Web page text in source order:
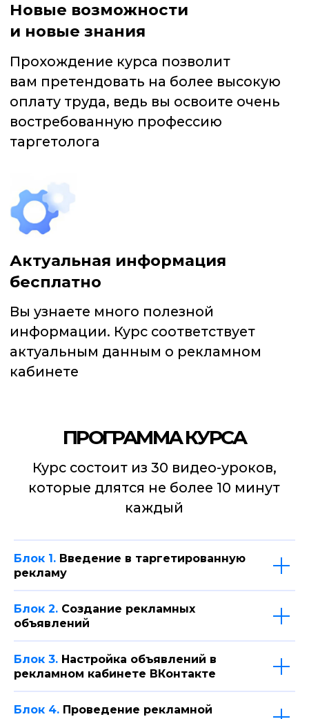
Блок 1. Введение в таргетированную
рекламу
Блок 2. Создание рекламных
объявлений
Блок 3. Настройка объявлений в
рекламном кабинете ВКонтакте
Блок 4. Проведение рекламной
«4 ВАРИАНТА: КАК
СОЗДАТЬ ПОСТ-ЗАКРЕП
ВО ВКОНТАКТЕ»
СОЗДАТЕЛИ ПРОЕКТА
Курс будет полезен:
65 000 ЧЕЛ.
ПРОШЛО УЖЕ БОЛЕЕ
Действующим СММ
Овладев настройкой Таргета
увеличить стоимость своих услуг
и стать более востребованным